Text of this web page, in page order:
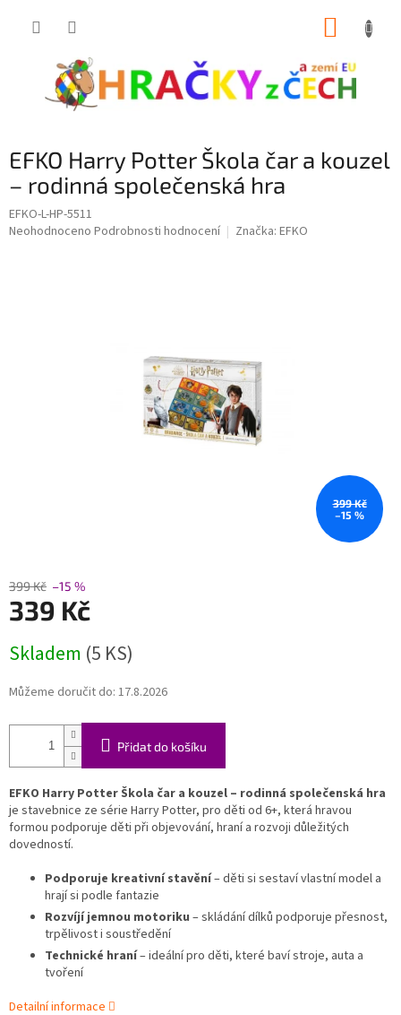
EFKO Harry Potter Škola čar a kouzel
– rodinná společenská hra
EFKO-L-HP-5511
Průměrné
Neohodnoceno Podrobnosti hodnocení Značka: EFKO
399 Kč
–15 %
399 Kč –15 %
339 Kč
cena:
Skladem (5 KS)
Můžeme doručit do: 17.8.2026
Přidat do košíku
EFKO Harry Potter Škola čar a kouzel – rodinná společenská hra
je stavebnice ze série Harry Potter, pro děti od 6+, která hravou
formou podporuje děti při objevování, hraní a rozvoji důležitých
dovedností.
Podporuje kreativní stavění– děti si sestaví vlastní model a
hrají si podle fantazie
Rozvíjí jemnou motoriku – skládání dílků podporuje přesnost,
trpělivost i soustředění
Technické hraní– ideální pro děti, které baví stroje, auta a
tvoření
Detailní informace